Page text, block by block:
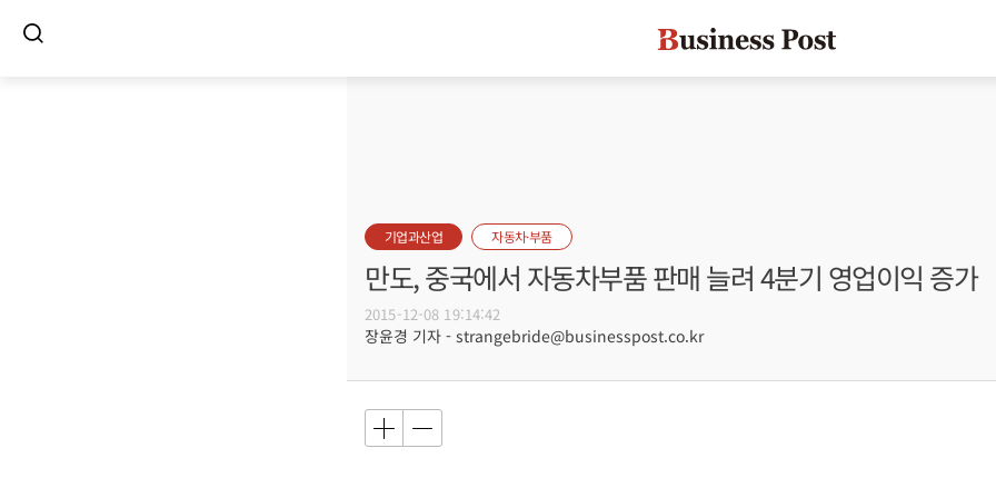
기업과산업 자동차·부품
만도, 중국에서 자동차부품 판매 늘려 4분기 영업이익 증가
2015-12-08 19:14:42
장윤경 기자 - strangebride@businesspost.co.kr